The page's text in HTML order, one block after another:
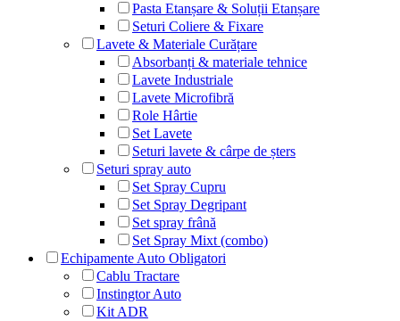
Pasta Etanșare & Soluții Etanșare
Seturi Coliere & Fixare
Lavete & Materiale Curățare
Absorbanți & materiale tehnice
Lavete Industriale
Lavete Microfibră
Role Hârtie
Set Lavete
Seturi lavete & cârpe de șters
Seturi spray auto
Set Spray Cupru
Set Spray Degripant
Set spray frână
Set Spray Mixt (combo)
Echipamente Auto Obligatori
Cablu Tractare
Instingtor Auto
Kit ADR